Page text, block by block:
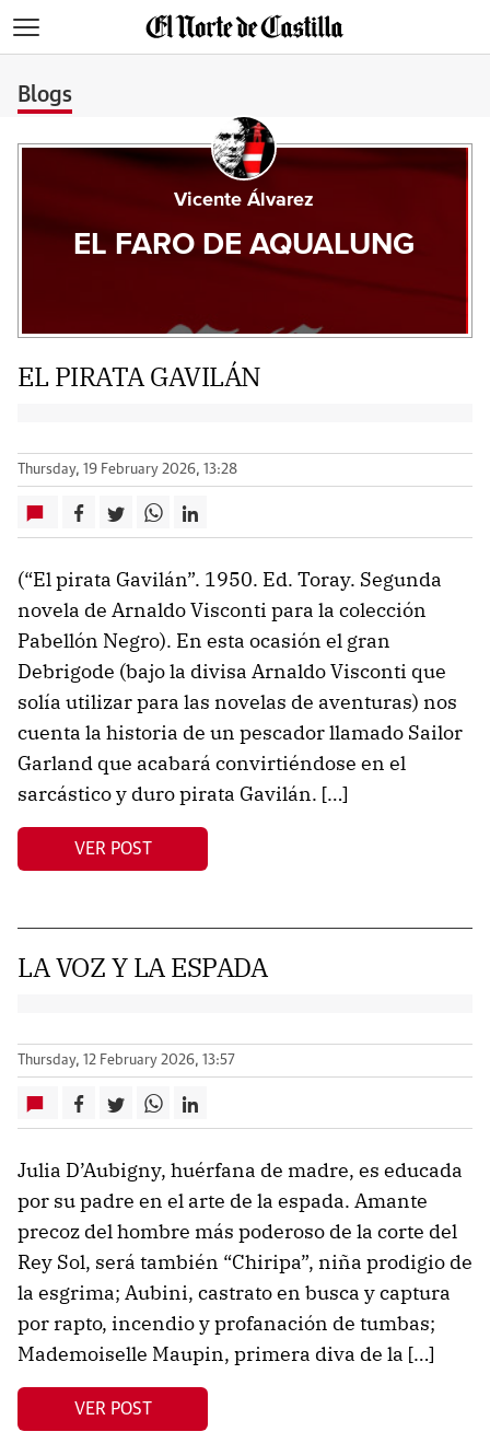
Blogs
Vicente Álvarez
EL FARO DE AQUALUNG
EL PIRATA GAVILÁN
Thursday, 19 February 2026, 13:28
(“El pirata Gavilán”. 1950. Ed. Toray. Segunda
novela de Arnaldo Visconti para la colección
Pabellón Negro). En esta ocasión el gran
Debrigode (bajo la divisa Arnaldo Visconti que
solía utilizar para las novelas de aventuras) nos
cuenta la historia de un pescador llamado Sailor
Garland que acabará convirtiéndose en el
sarcástico y duro pirata Gavilán. […]
VER POST
LA VOZ Y LA ESPADA
Thursday, 12 February 2026, 13:57
Julia D’Aubigny, huérfana de madre, es educada
por su padre en el arte de la espada. Amante
precoz del hombre más poderoso de la corte del
Rey Sol, será también “Chiripa”, niña prodigio de
la esgrima; Aubini, castrato en busca y captura
por rapto, incendio y profanación de tumbas;
Mademoiselle Maupin, primera diva de la […]
VER POST